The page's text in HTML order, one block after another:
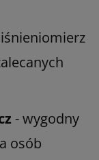
- wygodny
osób